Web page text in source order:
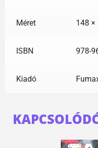
Méret 148 ×
ISBN 978-
Kiadó